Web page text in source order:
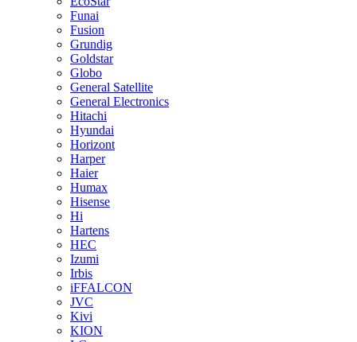
Funai
Fusion
Grundig
Goldstar
Globo
General Satellite
General Electronics
Hitachi
Hyundai
Horizont
Harper
Haier
Humax
Hisense
Hi
Hartens
HEC
Izumi
Irbis
iFFALCON
JVC
Kivi
KION